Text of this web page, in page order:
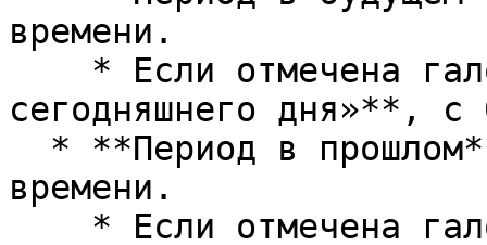
времени.
сегодняшнего дня»**,
времени.